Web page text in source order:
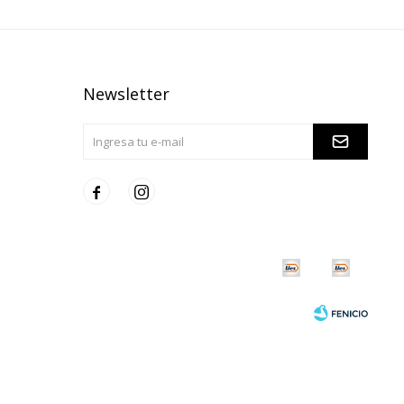
Newsletter
 